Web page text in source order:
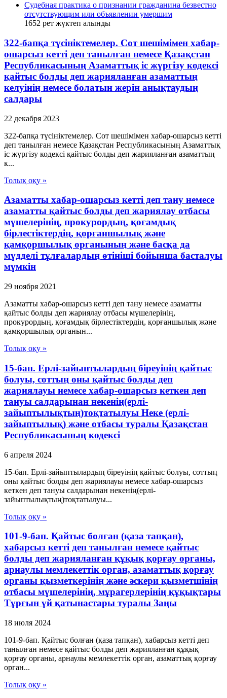
Судебная практика о признании гражданина безвестно
отсутствующим или объявлении умершим
1652 рет жүктеп алынды
322-бапқа түсініктемелер. Сот шешімімен хабар-
ошарсыз кетті деп танылған немесе Қазақстан
Республикасының Азаматтық іс жүргізу кодексі
қайтыс болды деп жарияланған азаматтың
келуінің немесе болатын жерін анықтаудың
салдары
22 декабря 2023
322-бапқа түсініктемелер. Сот шешімімен хабар-ошарсыз кетті
деп танылған немесе Қазақстан Республикасының Азаматтық
іс жүргізу кодексі қайтыс болды деп жарияланған азаматтың
к...
Толық оқу »
Азаматты хабар-ошарсыз кетті деп тану немесе
азаматты қайтыс болды деп жариялау отбасы
мүшелерінің, прокурордың, қоғамдық
бірлестіктердің, қорғаншылық және
қамқоршылық органының және басқа да
мүдделі тұлғалардың өтініші бойынша басталуы
мүмкін
29 ноября 2021
Азаматты хабар-ошарсыз кетті деп тану немесе азаматты
қайтыс болды деп жариялау отбасы мүшелерінің,
прокурордың, қоғамдық бірлестіктердің, қорғаншылық және
қамқоршылық органын...
Толық оқу »
15-бап. Ерлі-зайыптылардың біреуінің қайтыс
болуы, соттың оны қайтыс болды деп
жариялауы немесе хабар-ошарсыз кеткен деп
тануы салдарынан некенің(ерлі-
зайыптылықтың)тоқтатылуы Неке (ерлі-
зайыптылық) және отбасы туралы Қазақстан
Республикасының кодексі
6 апреля 2024
15-бап. Ерлі-зайыптылардың біреуінің қайтыс болуы, соттың
оны қайтыс болды деп жариялауы немесе хабар-ошарсыз
кеткен деп тануы салдарынан некенің(ерлі-
зайыптылықтың)тоқтатылуы...
Толық оқу »
101-9-бап. Қайтыс болған (қаза тапқан),
хабарсыз кетті деп танылған немесе қайтыс
болды деп жарияланған құқық қорғау органы,
арнаулы мемлекеттік орган, азаматтық қорғау
органы қызметкерінің және әскери қызметшінің
отбасы мүшелерінің, мұрагерлерінің құқықтары
Тұрғын үй қатынастары туралы Заңы
18 июля 2024
101-9-бап. Қайтыс болған (қаза тапқан), хабарсыз кетті деп
танылған немесе қайтыс болды деп жарияланған құқық
қорғау органы, арнаулы мемлекеттік орган, азаматтық қорғау
орган...
Толық оқу »